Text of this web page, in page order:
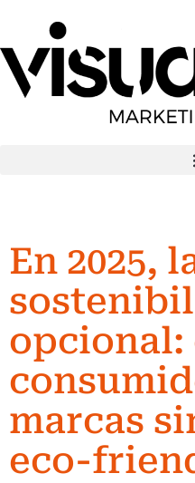
En 2025,
opcional:
marcas
eco-